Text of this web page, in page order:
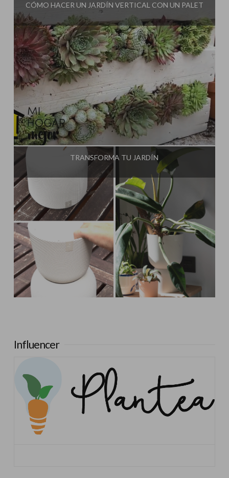
CÓMO HACER UN JARDÍN VERTICAL CON UN PALET
Influencer: Plantea en Verde
TRANSFORMA TU JARDÍN
Influencer:Plantea en Verde
Influencer